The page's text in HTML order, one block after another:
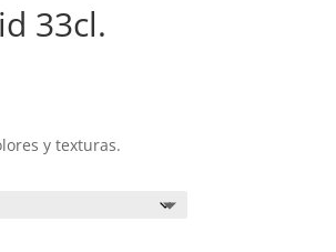
33cl.
y texturas.